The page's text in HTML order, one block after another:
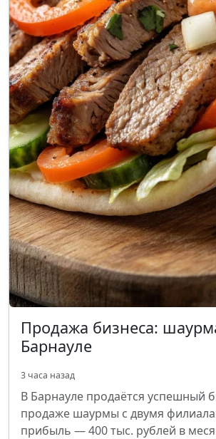
Продажа бизнеса:
Барнауле
3 часа назад
В Барнауле продаётся успешный
продаже шаурмы с двумя
прибыль — 400 тыс. рублей в